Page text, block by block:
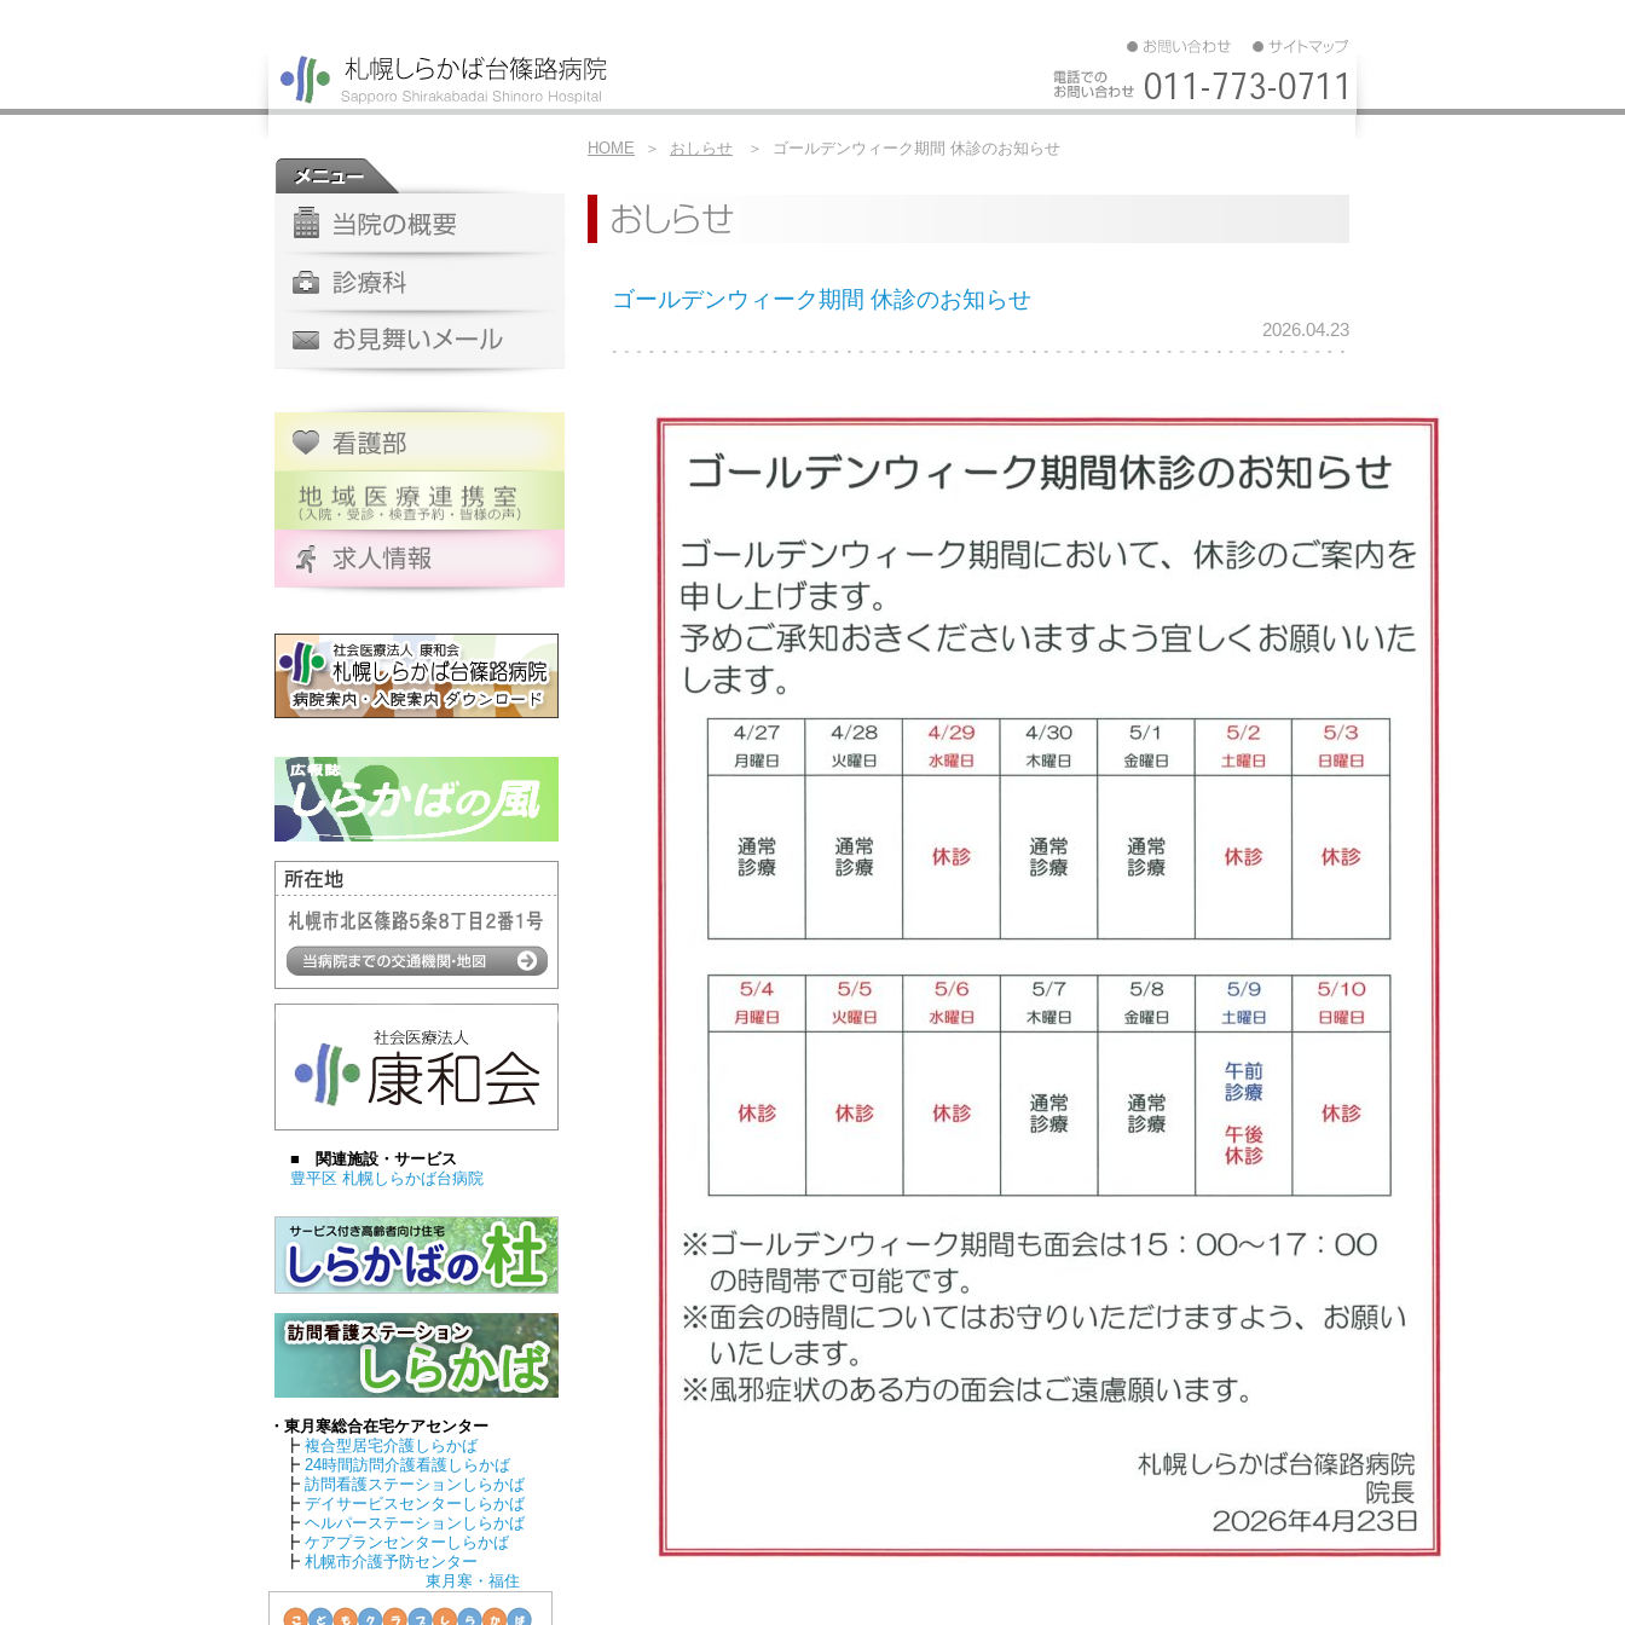
HOME ＞ おしらせ ＞ ゴールデンウィーク期間 休診のお知らせ
ゴールデンウィーク期間 休診のお知らせ
2026.04.23
■ 関連施設・サービス
豊平区 札幌しらかば台病院
・東月寒総合在宅ケアセンター
┣ 複合型居宅介護しらかば
┣ 24時間訪問介護看護しらかば
┣ 訪問看護ステーションしらかば
┣ デイサービスセンターしらかば
┣ ヘルパーステーションしらかば
┣ ケアプランセンターしらかば
┣ 札幌市介護予防センター
東月寒・福住